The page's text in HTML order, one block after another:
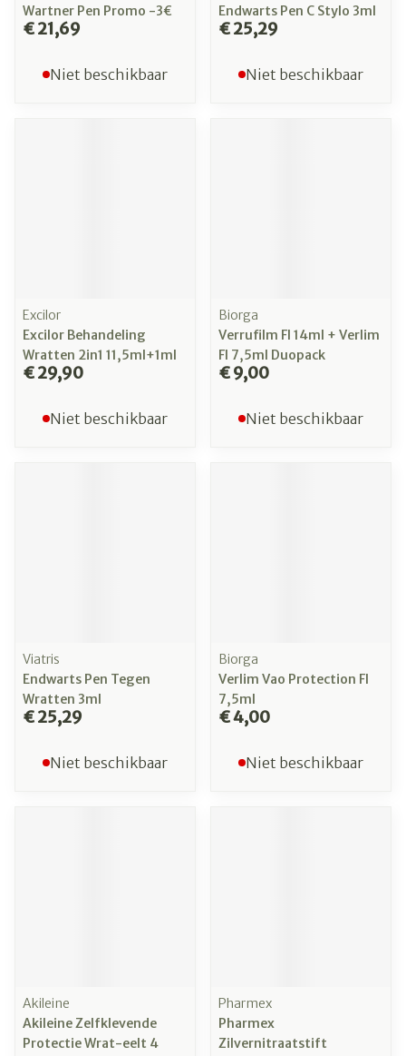
Wartner Pen Promo -3€
€ 21,69
Niet beschikbaar
Endwarts Pen C Stylo 3ml
€ 25,29
Niet beschikbaar
Excilor
Excilor Behandeling
Wratten 2in1 11,5ml+1ml
€ 29,90
Niet beschikbaar
Biorga
Verrufilm Fl 14ml + Verlim
Fl 7,5ml Duopack
€ 9,00
Niet beschikbaar
Viatris
Endwarts Pen Tegen
Wratten 3ml
€ 25,29
Niet beschikbaar
Biorga
Verlim Vao Protection Fl
7,5ml
€ 4,00
Niet beschikbaar
Akileine
Akileine Zelfklevende
Protectie Wrat-eelt 4
Pharmex
Pharmex
Zilvernitraatstift